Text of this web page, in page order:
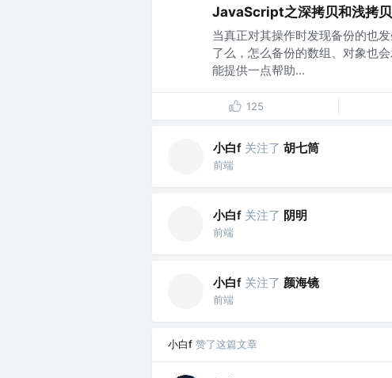
JavaScript之深拷贝和浅拷贝
当真正对其操作时发现备份的也
了么，怎么备份的数组、对象也
能提供一点帮助...
125
小白f 关注了 胡七筒
前端
小白f 关注了 阴明
前端
小白f 关注了 颜海镜
前端
小白f 赞了这篇文章